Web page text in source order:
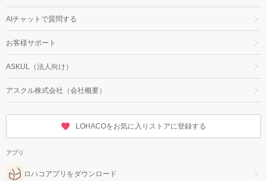
AIチャットで質問する
お客様サポート
ASKUL（法人向け）
アスクル株式会社（会社概要）
LOHACOをお気に入りストアに登録する
アプリ
ロハコアプリをダウンロード